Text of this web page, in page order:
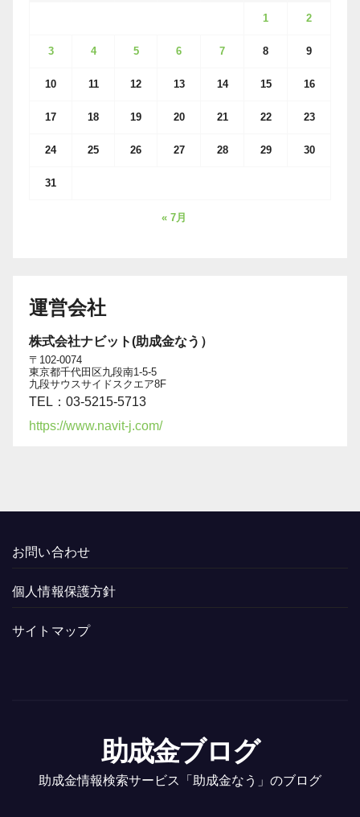
1 2
3 4 5 6 7 8 9
10 11 12 13 14 15 16
17 18 19 20 21 22 23
24 25 26 27 28 29 30
31
« 7月
運営会社
株式会社ナビット(助成金なう）
〒102-0074
東京都千代田区九段南1-5-5
九段サウスサイドスクエア8F
TEL：03-5215-5713
https://www.navit-j.com/
お問い合わせ
個人情報保護方針
サイトマップ
助成金ブログ
助成金情報検索サービス「助成金なう」のブログ